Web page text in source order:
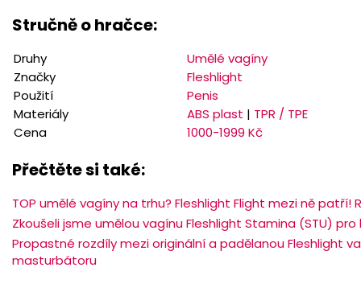
Stručně o hračce:
Druhy
Umělé vagíny
Značky
Fleshlight
Použití
Penis
Materiály
ABS plast | TPR / TPE
Cena
1000-1999 Kč
Přečtěte si také:
TOP umělé vagíny na trhu? Fleshlight Flight mezi ně patří!
Zkoušeli jsme umělou vagínu Fleshlight Stamina (STU) pro
Propastné rozdíly mezi originální a padělanou Fleshlight
masturbátoru